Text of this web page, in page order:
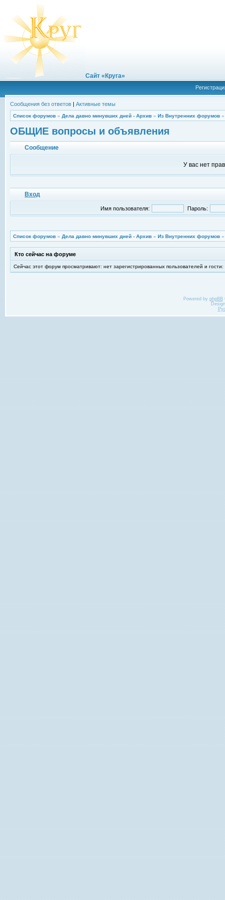
Сайт «Круга»
Сообщения без ответов | Активные темы
Список форумов » Дела давно минувших дней - Архив » Из Внутренних форумов
ОБЩИЕ вопросы и объявления
Сообщение
У вас нет
Вход
Имя пользователя: Пароль:
Список форумов » Дела давно минувших дней - Архив » Из Внутренних форумов
Кто сейчас на форуме
Сейчас этот форум просматривают: нет зарегистрированных пользователей и гости:
Powered by phpBB